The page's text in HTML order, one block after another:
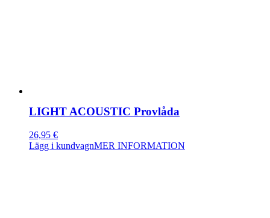
LIGHT ACOUSTIC Provlåda
26,95 €
Lägg i kundvagnMER INFORMATION